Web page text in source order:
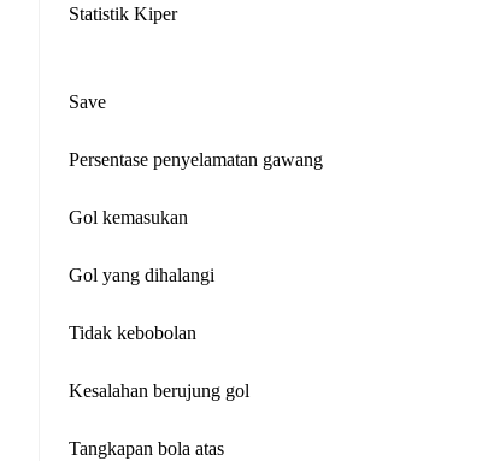
Statistik Kiper
Save
Persentase penyelamatan gawang
Gol kemasukan
Gol yang dihalangi
Tidak kebobolan
Kesalahan berujung gol
Tangkapan bola atas